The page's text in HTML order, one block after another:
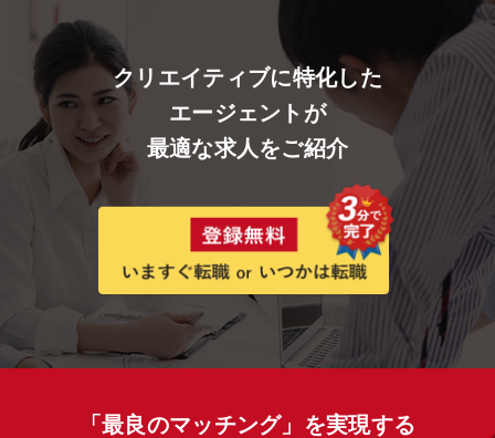
クリエイティブに特化した
エージェントが
最適な求人をご紹介
「最良のマッチング」を実現する